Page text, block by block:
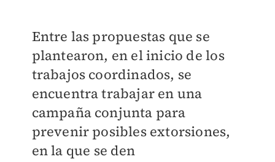
Entre las propuestas que se
plantearon, en el inicio de los
trabajos coordinados, se
encuentra trabajar en una
campaña conjunta para
prevenir posibles extorsiones,
en la que se den